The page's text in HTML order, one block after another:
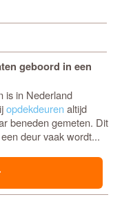
geboord in een
is in Nederland
opdekdeuren altijd
beneden gemeten. Dit
deur vaak wordt...